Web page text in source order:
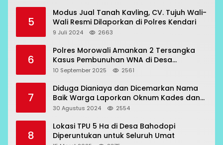
5
Modus Jual Tanah Kavling, CV. Tujuh Wali-
Wali Resmi Dilaporkan di Polres Kendari
9 Juli 2024 2663
6
Polres Morowali Amankan 2 Tersangka
Kasus Pembunuhan WNA di Desa
Topogaro
10 September 2025 2561
7
Diduga Dianiaya dan Dicemarkan Nama
Baik Warga Laporkan Oknum Kades dan
Oknum Polisi
30 Agustus 2024 2554
8
Lokasi TPU 5 Ha di Desa Bahodopi
Diperuntukan untuk Seluruh Umat